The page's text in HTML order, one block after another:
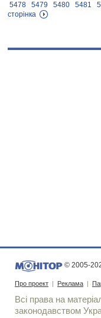
5478
5479 5480 5481
сторінка
© 2005-
Про проект | Реклама |
Всі права на
законодавством